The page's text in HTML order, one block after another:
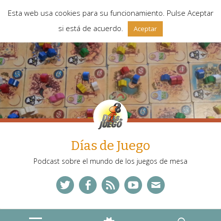
Días de Juego
Podcast sobre el mundo de los juegos de mesa
Esta web usa cookies para su funcionamiento. Pulse Aceptar
si está de acuerdo.
Aceptar